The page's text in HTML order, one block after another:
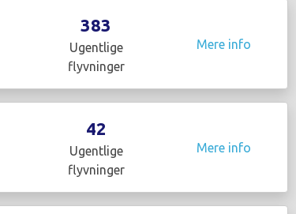
383
Ugentlige
flyvninger
Mere info
42
Ugentlige
flyvninger
Mere info